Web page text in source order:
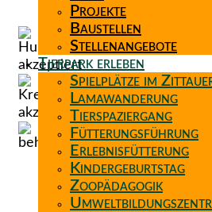
Projekte
Baustellen
Stellenangebote
Tierpark erleben
Spielplätze im
Lamawanderung
Tierspaziergang
Fütterungsführung
Erlebnisfütterung
Kindergeburtstag
Zoopädagogik